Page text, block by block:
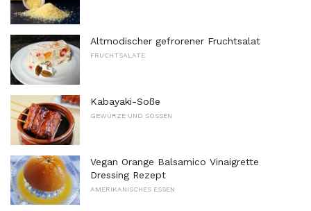
Altmodischer gefrorener Fruchtsalat
FRUCHTSALATE
Kabayaki-Soße
GEWÜRZE UND SOSSEN
Vegan Orange Balsamico Vinaigrette
Dressing Rezept
AMERIKANISCHES ESSEN